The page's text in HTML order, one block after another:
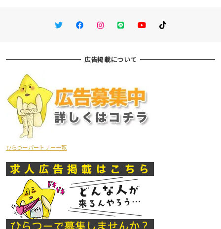
TwitterFacebookInstagram
LINE You TubeTikTok
広告掲載について
ひらつーパートナー一覧